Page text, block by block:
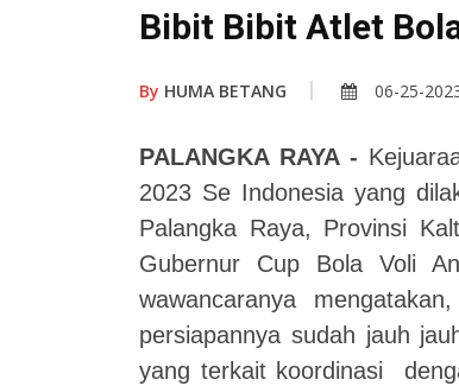
Bibit Bibit Atlet
By HUMA BETANG 06-25-
PALANGKA RAYA -
2023 Se Indonesia yang
Palangka Raya, Provinsi
Gubernur Cup Bola Voli
wawancaranya
persiapannya sudah jauh
yang terkait koordinasi